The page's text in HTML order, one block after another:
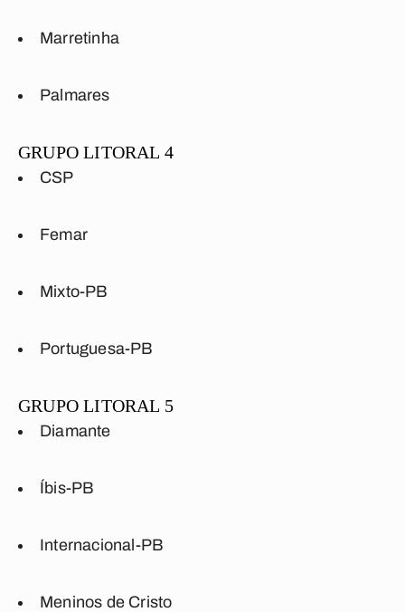
Marretinha
Palmares
GRUPO LITORAL 4
CSP
Femar
Mixto-PB
Portuguesa-PB
GRUPO LITORAL 5
Diamante
Íbis-PB
Internacional-PB
Meninos de Cristo